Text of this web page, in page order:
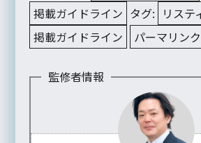
掲載ガイドライン タグ: リステ
掲載ガイドライン
パーマリンク
監修者情報